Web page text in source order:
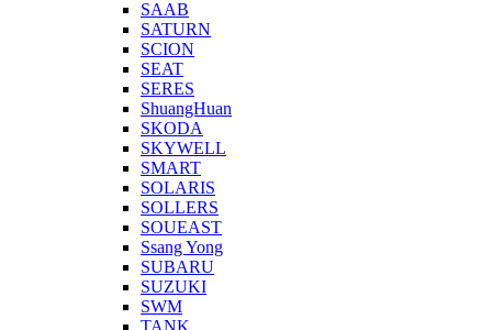
SAAB
SATURN
SCION
SEAT
SERES
ShuangHuan
SKODA
SKYWELL
SMART
SOLARIS
SOLLERS
SOUEAST
Ssang Yong
SUBARU
SUZUKI
SWM
TANK